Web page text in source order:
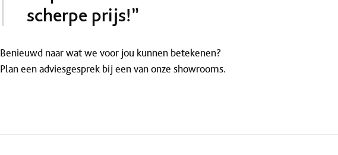
scherpe prijs!”
Benieuwd naar wat we voor jou kunnen betekenen?
Plan een adviesgesprek bij een van onze showrooms.